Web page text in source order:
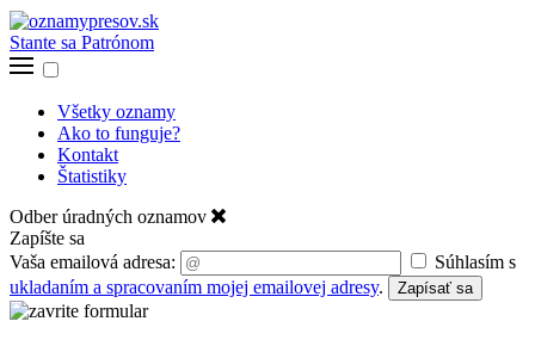
Stante sa Patrónom
Všetky oznamy
Ako to funguje?
Kontakt
Štatistiky
Odber úradných oznamov
Zapíšte sa
Vaša emailová adresa:
Súhlasím s
ukladaním a spracovaním mojej emailovej adresy. Zapísať sa